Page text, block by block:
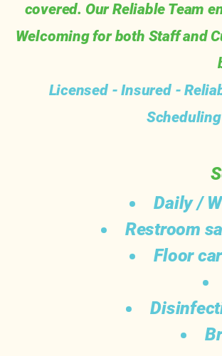
covered. Our Reliable Team
Welcoming for both Staff and
Licensed - Insured -
Daily /
Restroom
Floor